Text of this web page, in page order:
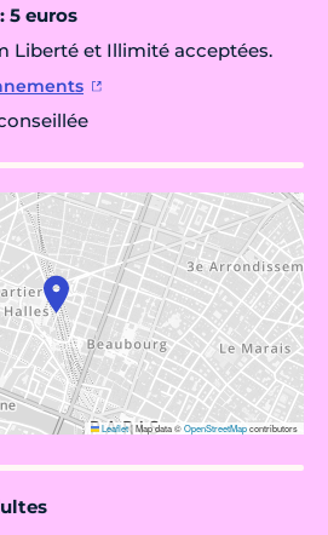
5 euros
Liberté et Illimité acceptées.
Leaflet|Map data ©OpenStreetMapcontributors